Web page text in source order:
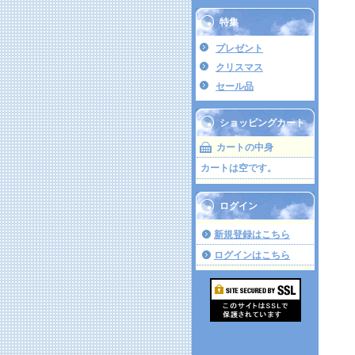
特集
プレゼント
クリスマス
セール品
ショッピングカート
カートの中身
カートは空です。
ログイン
新規登録はこちら
ログインはこちら